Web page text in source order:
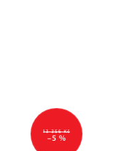
13 356 Kč
–5 %